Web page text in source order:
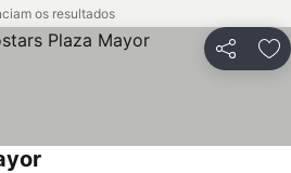
os resultados
Partilhar